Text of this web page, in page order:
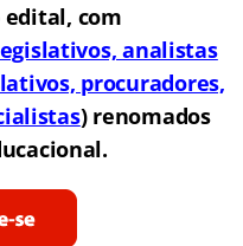
com
analistas
procuradores,
) renomados